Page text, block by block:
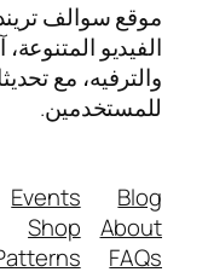
موقع سوالف
الفيديو
والترفيه، مع
للمستخدمين.
Blog
About
FAQs
Events
Shop